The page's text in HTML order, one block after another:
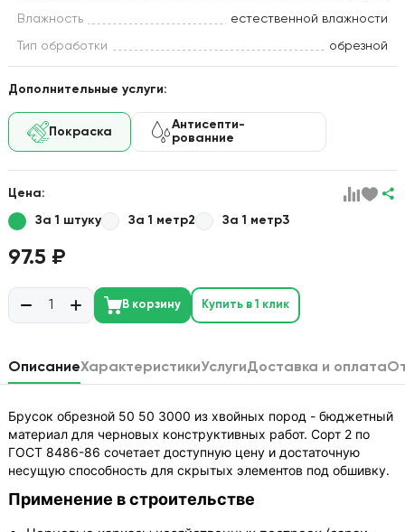
Влажность естественной влажности
Тип обработки обрезной
Дополнительные услуги:
Покраска
Антисепти-
рованние
Цена:
За 1 штуку За 1 метр2 За 1 метр3
97.5 ₽
В корзину Купить в 1 клик
ОписаниеХарактеристикиУслугиДоставка и оплата
Брусок обрезной 50 50 3000 из хвойных пород - бюджетный
материал для черновых конструктивных работ. Сорт 2 по
ГОСТ 8486-86 сочетает доступную цену и достаточную
несущую способность для скрытых элементов под обшивку.
Применение в строительстве